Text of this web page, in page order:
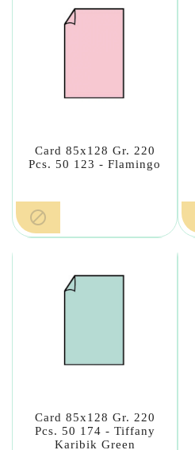
Card 85x128 Gr. 220
Pcs. 50 123 - Flamingo

Card 85x128 Gr. 220
Pcs. 50 174 - Tiffany
Karibik Green